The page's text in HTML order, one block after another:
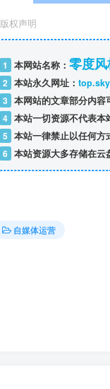
版权声明
1 本网站名称： 零度
2 本站永久网址：
3 本网站的文章部分内容
4 本站一切资源不代表本
5 本站一律禁止以任何方
6 本站资源大多存储在云
自媒体运营